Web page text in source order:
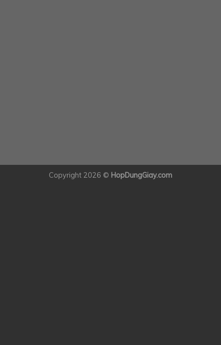
Copyright 2026 © HopDungGiay.com